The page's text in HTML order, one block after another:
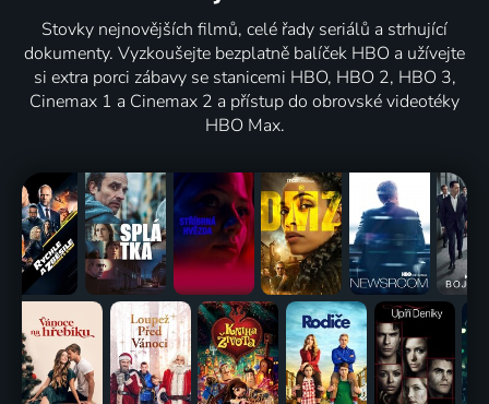
Stovky nejnovějších filmů, celé řady seriálů a strhující
dokumenty. Vyzkoušejte bezplatně balíček HBO a užívejte
si extra porci zábavy se stanicemi HBO, HBO 2, HBO 3,
Cinemax 1 a Cinemax 2 a přístup do obrovské videotéky
HBO Max.